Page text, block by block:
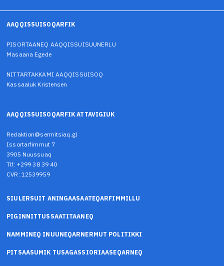
AAQQISSUISOQARFIK
PISORTAANEQ AAQQISSUISUUNERLU
Masaana Egede
NITTARTAKKAMI AAQQISSUISOQ
Kassaaluk Kristensen
AAQQISSUISOQARFIK ATTAVIGIUK
Redaktion@sermitsiaq.gl
Issortarfimmut 7
3905 Nuussuaq
Tlf: +299 38 39 40
CVR: 12539959
SIULERSUIT ANINGAASAATEQARFIMMILLU
PIGINNITTUSSAATITAANEQ
NAMMINEQ INUUNEQARNERMUT POLITIKKI
PITSAASUMIK TUSAGASSIORIAASEQARNEQ